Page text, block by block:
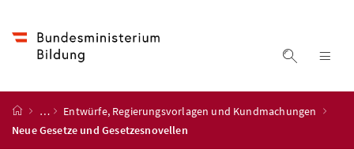
Suche
Startseite
…
Entwürfe, Regierungsvorlagen und Kundmachungen
Neue Gesetze und Gesetzesnovellen